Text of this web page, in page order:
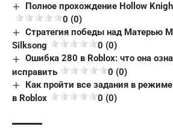
Полное прохождение Hollow
0 (0)
Стратегия победы над Матерью
Silksong
0 (0)
Ошибка 280 в Roblox: что она
исправить
0 (0)
Как пройти все задания в
в Roblox
0 (0)